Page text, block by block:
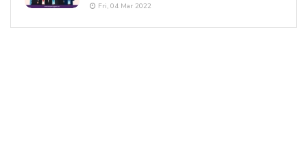
Fri, 04 Mar 2022